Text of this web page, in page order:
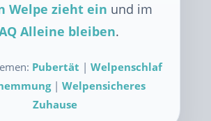
Welpe zieht ein und im
Alleine bleiben.
Pubertät | Welpenschlaf
| Welpensicheres
Zuhause